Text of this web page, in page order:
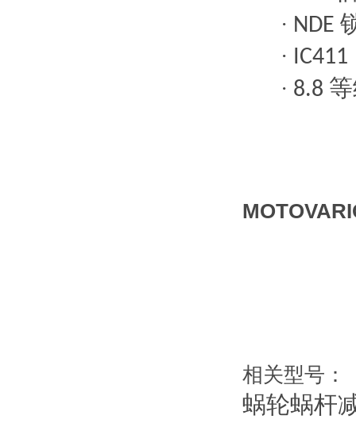
· NDE
· IC411
· 8.8
相关型号：
蜗轮蜗杆